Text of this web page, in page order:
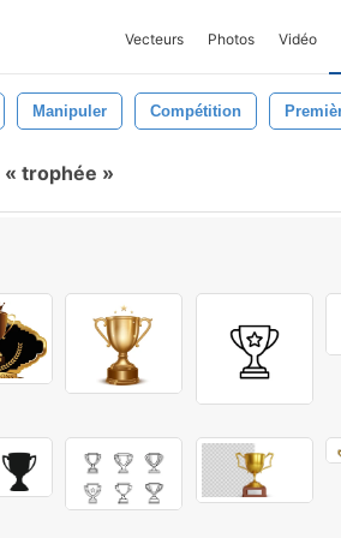
Vecteurs Photos Vidéo
Manipuler Compétition
trophée